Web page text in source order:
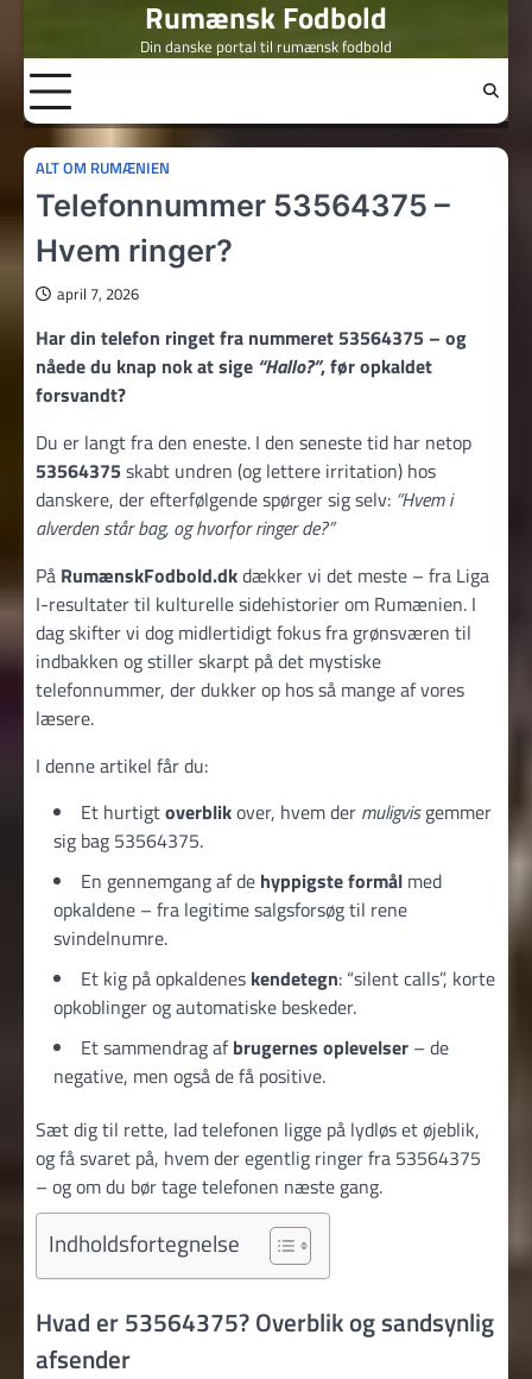
content
Rumænsk Fodbold
Din danske portal til rumænsk fodbold
ALT OM RUMÆNIEN
Telefonnummer 53564375 –
Hvem ringer?
april 7, 2026
Har din telefon ringet fra nummeret 53564375 – og
nåede du knap nok at sige “Hallo?”, før opkaldet
forsvandt?
Du er langt fra den eneste. I den seneste tid har netop
53564375 skabt undren (og lettere irritation) hos
danskere, der efterfølgende spørger sig selv: “Hvem i
alverden står bag, og hvorfor ringer de?”
På RumænskFodbold.dkdækker vi det meste – fra Liga
I-resultater til kulturelle sidehistorier om Rumænien. I
dag skifter vi dog midlertidigt fokus fra grønsværen til
indbakken og stiller skarpt på det mystiske
telefonnummer, der dukker op hos så mange af vores
læsere.
I denne artikel får du:
Et hurtigtoverblikover, hvem der muligvisgemmer
sig bag 53564375.
En gennemgang af de hyppigste formål med
opkaldene – fra legitime salgsforsøg til rene
svindelnumre.
Et kig på opkaldenes kendetegn: “silent calls”, korte
opkoblinger og automatiske beskeder.
Et sammendrag afbrugernes oplevelser – de
negative, men også de få positive.
Sæt dig til rette, lad telefonen ligge på lydløs et øjeblik,
og få svaret på, hvem der egentlig ringer fra 53564375
– og om du bør tage telefonen næste gang.
Indholdsfortegnelse
Hvad er 53564375? Overblik og sandsynlig
afsender